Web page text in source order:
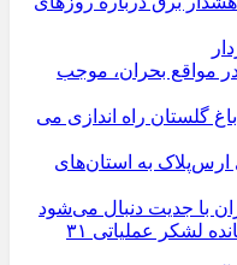
مواقع بحران، موجب
گلستان راه اندازی می
ارس‌پلاک به استان‌های
نشست خبری سردار مدنی فرمانده لشکر عملیاتی ۳۱